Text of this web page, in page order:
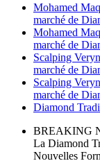
Mohamed
marché de
Mohamed
marché de
Scalping
marché de
Scalping
marché de
Diamond
BREAKING
La Diamond
Nouvelles